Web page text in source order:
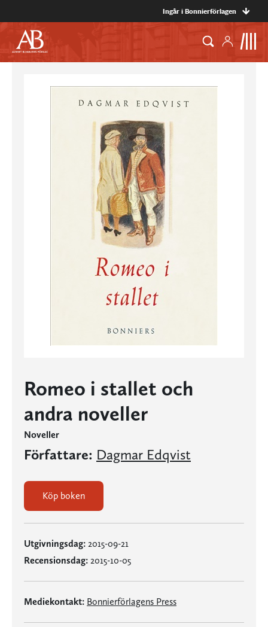
Ingår i Bonnierförlagen
Romeo i stallet och
andra noveller
Noveller
Författare: Dagmar Edqvist
Köp boken
Utgivningsdag: 2015-09-21
Recensionsdag: 2015-10-05
Mediekontakt: Bonnierförlagens Press